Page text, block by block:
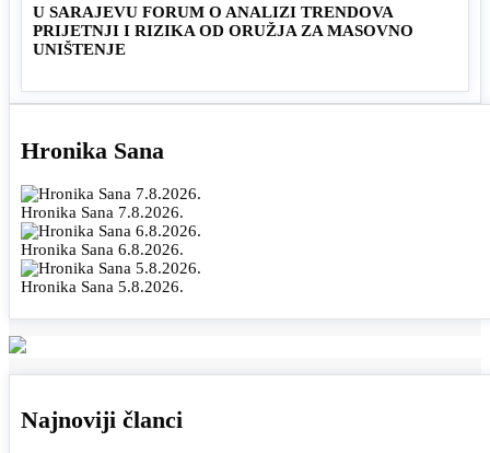
U SARAJEVU FORUM O ANALIZI TRENDOVA
PRIJETNJI I RIZIKA OD ORUŽJA ZA MASOVNO
UNIŠTENJE
Hronika Sana
Hronika Sana 7.8.2026.
Hronika Sana 6.8.2026.
Hronika Sana 5.8.2026.
Najnoviji članci